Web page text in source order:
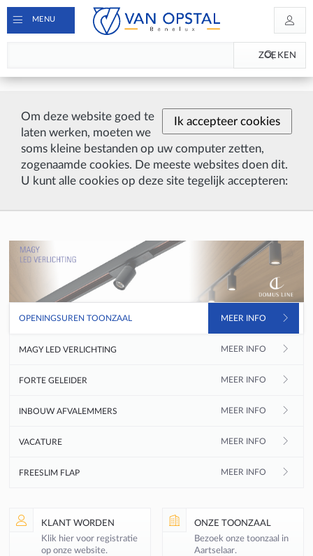
Ik accepteer cookies
Om deze website goed te
laten werken, moeten we
soms kleine bestanden op uw computer zetten,
zogenaamde cookies. De meeste websites doen dit.
U kunt alle cookies op deze site tegelijk accepteren:
MENU
ZOEKEN
OPENINGSUREN TOONZAAL MEER INFO
MAGY LED VERLICHTING MEER INFO
FORTE GELEIDER MEER INFO
INBOUW AFVALEMMERS MEER INFO
VACATURE MEER INFO
FREESLIM FLAP MEER INFO
KLANT WORDEN
Klik hier voor registratie
op onze website.
ONZE TOONZAAL
Bezoek onze toonzaal in
Aartselaar.